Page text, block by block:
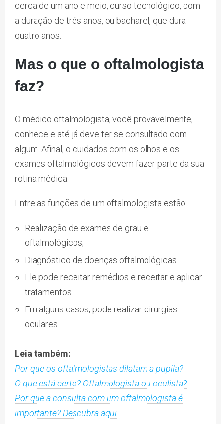
cerca de um ano e meio, curso tecnológico, com
a duração de três anos, ou bacharel, que dura
quatro anos.
Mas o que o oftalmologista
faz?
O médico oftalmologista, você provavelmente,
conhece e até já deve ter se consultado com
algum. Afinal, o cuidados com os olhos e os
exames oftalmológicos devem fazer parte da sua
rotina médica.
Entre as funções de um oftalmologista estão:
Realização de exames de grau e
oftalmológicos;
Diagnóstico de doenças oftalmológicas
Ele pode receitar remédios e receitar e aplicar
tratamentos
Em alguns casos, pode realizar cirurgias
oculares.
Leia também:
Por que os oftalmologistas dilatam a pupila?
O que está certo? Oftalmologista ou oculista?
Por que a consulta com um oftalmologista é
importante? Descubra aqui